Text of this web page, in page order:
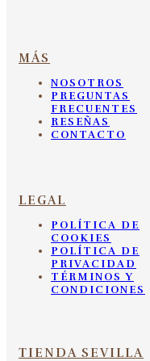
MÁS
NOSOTROS
PREGUNTAS
FRECUENTES
RESEÑAS
CONTACTO
LEGAL
POLÍTICA DE
COOKIES
POLÍTICA DE
PRIVACIDAD
TÉRMINOS Y
CONDICIONES
TIENDA SEVILLA